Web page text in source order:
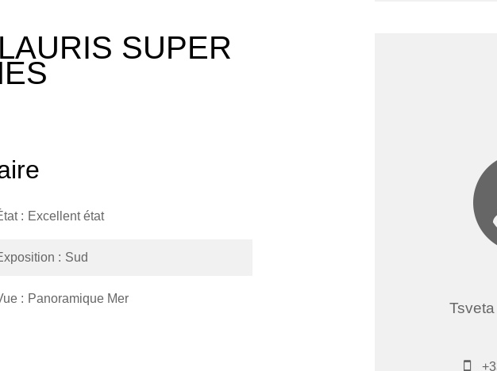
SUPER
Excellent état
Sud
Panoramique Mer